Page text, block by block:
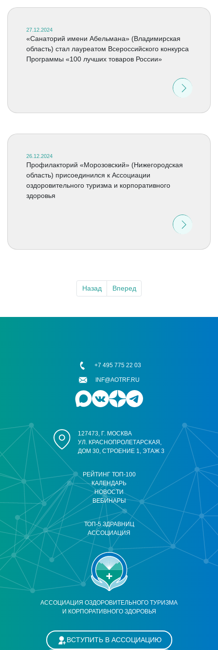
27.12.2024
«Санаторий имени Абельмана» (Владимирская
область) стал лауреатом Всероссийского конкурса
Программы «100 лучших товаров России»
26.12.2024
Профилакторий «Морозовский» (Нижегородская
область) присоединился к Ассоциации
оздоровительного туризма и корпоративного
здоровья
Назад Вперед
АССОЦИАЦИЯ ОЗДОРОВИТЕЛЬНОГО ТУРИЗМА
И КОРПОРАТИВНОГО ЗДОРОВЬЯ
РЕЙТИНГ ТОП-100
КАЛЕНДАРЬ
НОВОСТИ
ВЕБИНАРЫ
ТОП-5 ЗДРАВНИЦ
АССОЦИАЦИЯ
127473, Г. МОСКВА
УЛ. КРАСНОПРОЛЕТАРСКАЯ,
ДОМ 30, СТРОЕНИЕ 1, ЭТАЖ 3
+7 495 775 22 03
INF@AOTRF.RU
ВСТУПИТЬ В АССОЦИАЦИЮ